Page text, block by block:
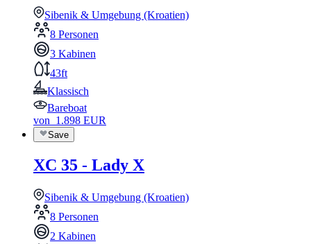
Sibenik & Umgebung (Kroatien)
8 Personen
3 Kabinen
43ft
Klassisch
Bareboat
von 1.898 EUR
Save
XC 35 - Lady X
Sibenik & Umgebung (Kroatien)
8 Personen
2 Kabinen